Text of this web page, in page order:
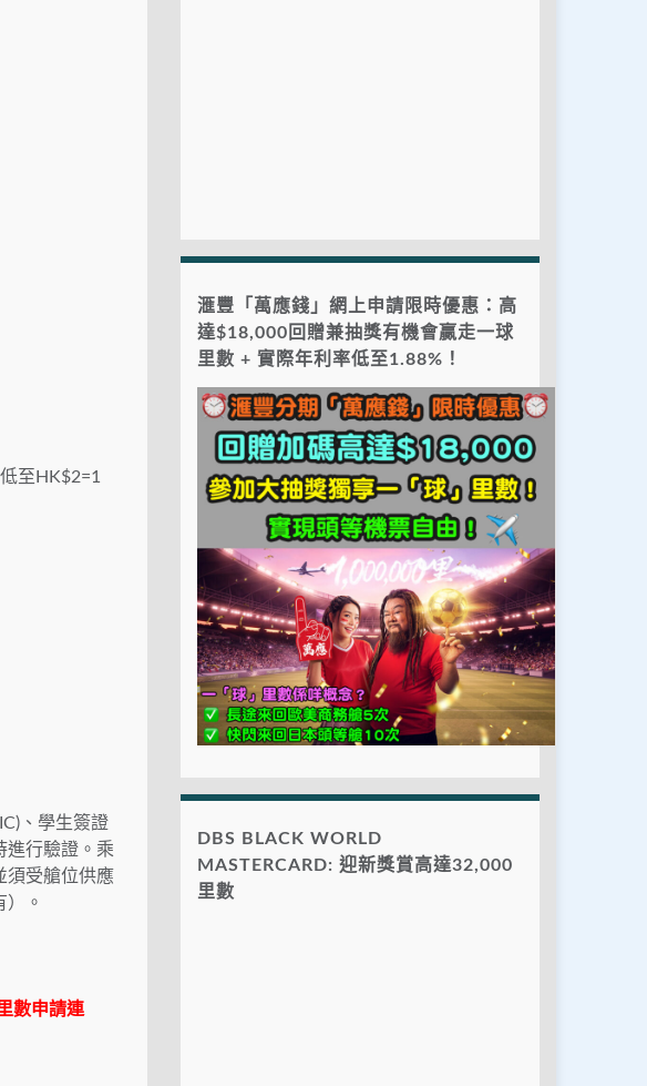
至HK$2=1
、學生簽證
進行驗證。乘
須受艙位供應
。
數申請連
滙豐「萬應錢」網上申請限時優惠：高
達$18,000回贈兼抽獎有機會贏走一球
里數 + 實際年利率低至1.88%！
DBS BLACK WORLD
MASTERCARD: 迎新獎賞高達32,000
里數